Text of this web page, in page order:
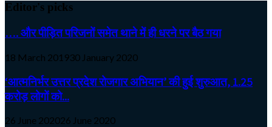
Editor's picks
…. और पीड़ित परिजनों समेत थाने में ही धरने पर बैठ गया
18 March 201930 January 2020
‘आत्मनिर्भर उत्तर प्रदेश रोजगार अभियान’ की हुई शुरुआत, 1.25
करोड़ लोगों को...
26 June 202026 June 2020